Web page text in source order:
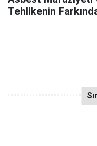
Tehlikenin Farkında